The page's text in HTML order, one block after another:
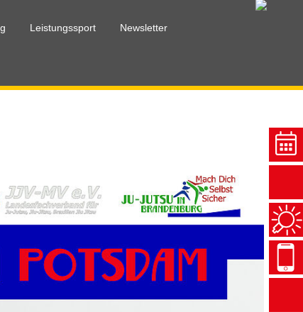
Leistungssport Newsletter